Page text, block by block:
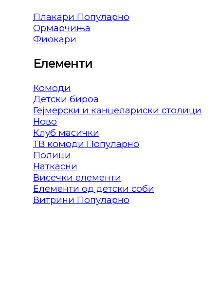
Плакари
Ормарчиња
Фиокари
Елементи
Комоди
Детски бироа
Гејмерски и канцелариски столици
Клуб масички
ТВ комоди
Полици
Наткасни
Висечки елементи
Елементи од детски соби
Витрини